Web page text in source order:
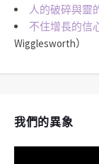
人的破碎與靈
不住增長的信
Wigglesworth）
我們的異象